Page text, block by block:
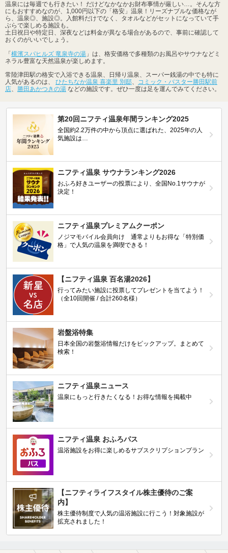
温泉には毎週でも行きたい！ だけどなかなかお財布事情が厳しい…。そんな方
にもおすすめなのが、1,000円以下の「格安」温泉！リーズナブルな価格なが
ら、温泉◎、施設◎。入館料だけでなく、タオルなどがセットになっていて手
ぶらで楽しめる施設も。
土日祝日や特定日、深夜などは料金が異なる場合があるので、事前に確認して
おくのがいいでしょう。
「 横濱スパヒルズ 竜泉寺の湯 」は、格安価格で多種類のお風呂やサウナなどミ
ネラル豊富な天然温泉が楽しめます。
常陸津田駅の格安で入浴できる温泉、日帰り温泉、スーパー銭湯の中でも特に
人気があるのは、 ひたちなか温泉 喜楽里 別邸、 コミック・バスター勝田駅前
店、 勝田あかつきの湯 などの施設です。ぜひ一度は足を運んでみてください。
第20回ニフティ温泉年間ランキング2025
全国約2.2万件の中から頂点に選ばれた、2025年の人
気施設は…
ニフティ温泉 サウナランキング2026
おふろ好きユーザーの投票により、全国No.1サウナが
決定！
ニフティ温泉プレミアムクーポン
ノジマモバイル会員向け 通常よりもお得な「特別価
格」で人気の温泉を満喫できる！
【ニフティ温泉 百名湯2026】
行ってみたい施設に投票してプレゼントを当てよう！
（全10回開催 / 合計260名様）
岩盤浴特集
日本全国の岩盤浴情報だけをピックアップ。まとめて
検索！
ニフティ温泉ニュース
温泉にもっと行きたくなる！お得な情報を掲載中
ニフティ温泉 おふろパス
温浴施設をお得に楽しめるサブスクリプションプラン
【ニフティライフスタイル株主優待のご案
内】
株主優待制度で人気の温浴施設に行こう！対象施設が
拡充されました！